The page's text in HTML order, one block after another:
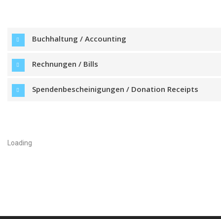
Buchhaltung / Accounting
Rechnungen / Bills
Spendenbescheinigungen / Donation Receipts
Loading